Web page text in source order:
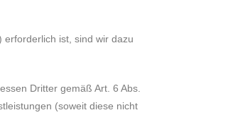
ist, sind wir dazu
Dritter gemäß Art. 6 Abs.
(soweit diese nicht